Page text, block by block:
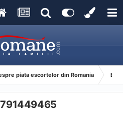
piata escortelor din Romania